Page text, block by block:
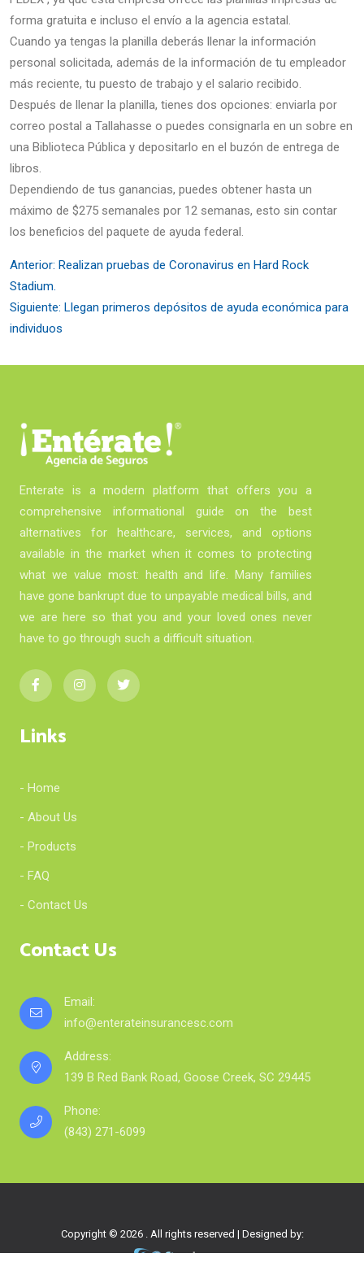
forma gratuita e incluso el envío a la agencia estatal.
Cuando ya tengas la planilla deberás llenar la información
personal solicitada, además de la información de tu empleador
más reciente, tu puesto de trabajo y el salario recibido.
Después de llenar la planilla, tienes dos opciones: enviarla por
correo postal a Tallahasse o puedes consignarla en un sobre en
una Biblioteca Pública y depositarlo en el buzón de entrega de
libros.
Dependiendo de tus ganancias, puedes obtener hasta un
máximo de $275 semanales por 12 semanas, esto sin contar
los beneficios del paquete de ayuda federal.
Anterior: Realizan pruebas de Coronavirus en Hard Rock
Stadium.
Siguiente: Llegan primeros depósitos de ayuda económica para
individuos
Enterate is a modern platform that offers you a
comprehensive informational guide on the best
alternatives for healthcare, services, and options
available in the market when it comes to protecting
what we value most: health and life. Many families
have gone bankrupt due to unpayable medical bills, and
we are here so that you and your loved ones never
have to go through such a difficult situation.
Links
- Home
- About Us
- Products
- FAQ
- Contact Us
Contact Us
Email:
info@enterateinsurancesc.com
Address:
139 B Red Bank Road, Goose Creek, SC 29445
Phone:
(843) 271-6099
Copyright © 2026 . All rights reserved | Designed by: